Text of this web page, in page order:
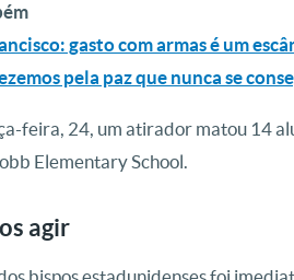
gasto com armas é um
pela paz que nunca se
feira, 24, um atirador matou 14
Elementary School.
agir